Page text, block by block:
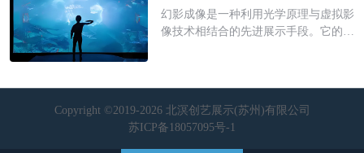
带来全新的视觉认知体验。
幻影成像是一种利用光学原理与虚拟影
像技术相结合的先进展示手段。它的原
幻的视觉体验。
Copyright ©2019-2026 北溟创艺展示(苏州)有限公司
苏ICP备18057095号-1